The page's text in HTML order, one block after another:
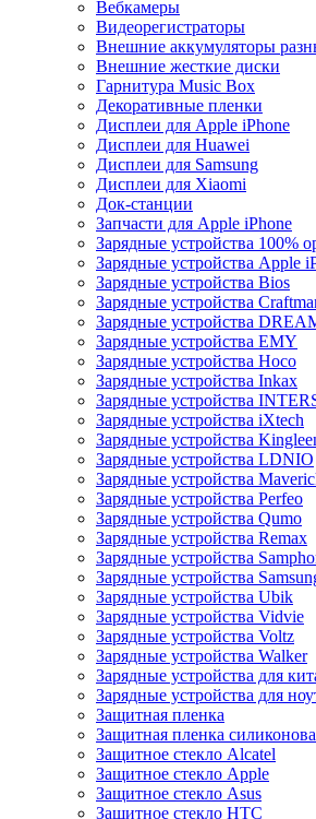
Вебкамеры
Видеорегистраторы
Внешние аккумуляторы
Внешние жесткие диски
Гарнитура Music Box
Декоративные пленки
Дисплеи для Apple iPhone
Дисплеи для Huawei
Дисплеи для Samsung
Дисплеи для Xiaomi
Док-станции
Запчасти для Apple iPhone
Зарядные устройства 100%
Зарядные устройства Apple
Зарядные устройства Bios
Зарядные устройства
Зарядные устройства
Зарядные устройства EMY
Зарядные устройства Hoco
Зарядные устройства Inkax
Зарядные устройства
Зарядные устройства iXtech
Зарядные устройства
Зарядные устройства LDNIO
Зарядные устройства
Зарядные устройства Perfeo
Зарядные устройства Qumo
Зарядные устройства Remax
Зарядные устройства
Зарядные устройства
Зарядные устройства Ubik
Зарядные устройства Vidvie
Зарядные устройства Voltz
Зарядные устройства Walker
Зарядные устройства для
Зарядные устройства для
Защитная пленка
Защитная пленка
Защитное стекло Alcatel
Защитное стекло Apple
Защитное стекло Asus
Защитное стекло HTC